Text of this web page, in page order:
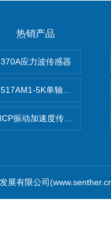
热销产品
370A应力波传感器
517AM1-5K单轴冲击IEPE加
ICP振动加速度传感器
展有限公司